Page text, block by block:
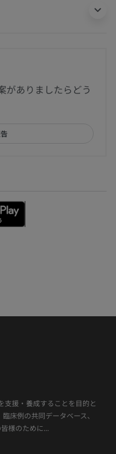
がありましたらどう
支援・養成することを目的と
床例の共同データベース、
様のために...